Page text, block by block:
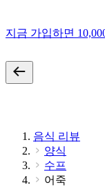
지금 가입하면
음식 리뷰
양식
수프
어죽